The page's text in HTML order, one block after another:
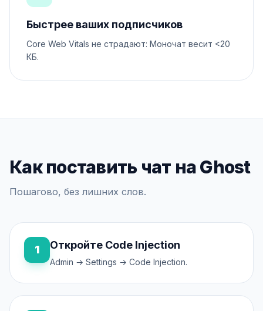
Быстрее ваших подписчиков
Core Web Vitals не страдают: Моночат весит <20
КБ.
Как поставить чат на Ghost
Пошагово, без лишних слов.
1 Откройте Code Injection
Admin → Settings → Code Injection.